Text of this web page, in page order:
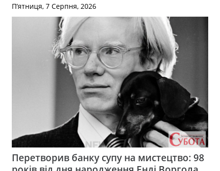
П’ятниця, 7 Серпня, 2026
Перетворив банку супу на мистецтво: 98